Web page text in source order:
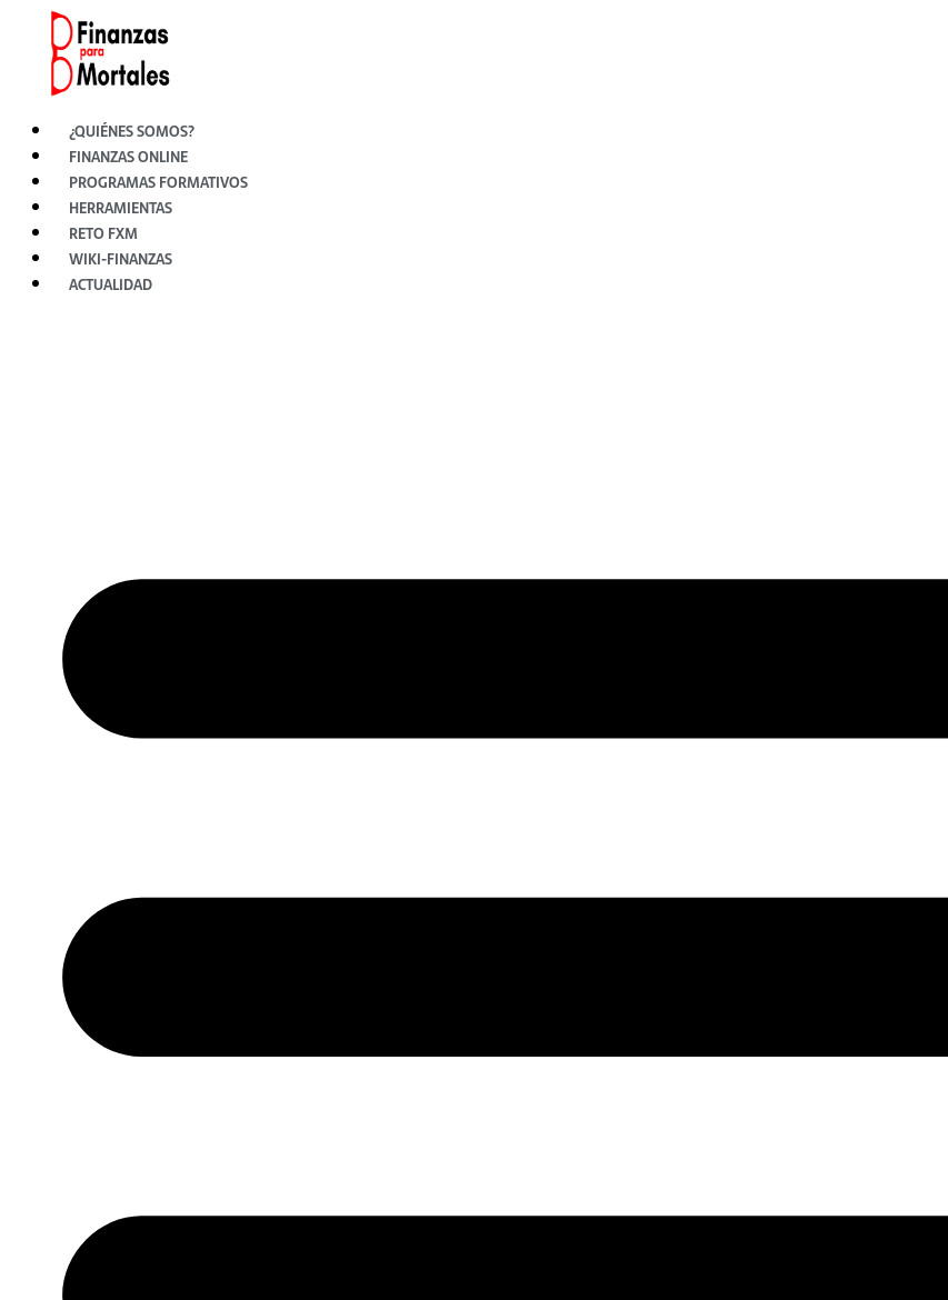
contenido
¿QUIÉNES SOMOS?
FINANZAS ONLINE
PROGRAMAS FORMATIVOS
HERRAMIENTAS
RETO FXM
WIKI-FINANZAS
ACTUALIDAD